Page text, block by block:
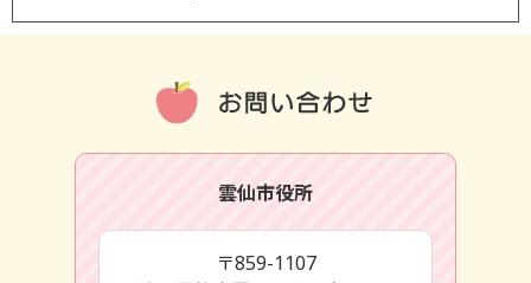
雲仙市役所
〒859-1107